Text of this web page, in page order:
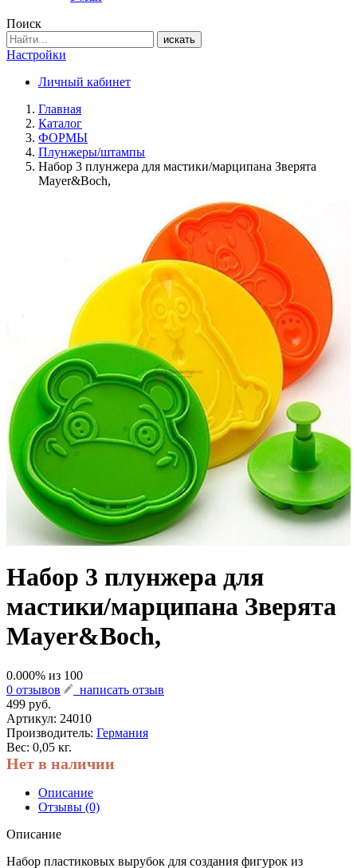
Поиск
искать
Настройки
Личный кабинет
Главная
Каталог
ФОРМЫ
Плунжеры/штампы
Набор 3 плунжера для мастики/марципана Зверята
Mayer&Boch,
Набор 3 плунжера для
мастики/марципана Зверята
Mayer&Boch,
0.000% из 100
0 отзывов
написать отзыв
499 руб.
Артикул: 24010
Производитель: Германия
Вес: 0,05 кг.
Нет в наличии
Описание
Отзывы (0)
Описание
Набор пластиковых вырубок для создания фигурок из